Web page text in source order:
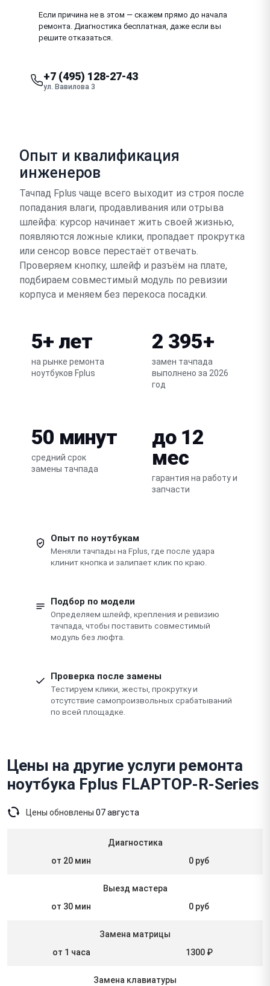
Если причина не в этом — скажем прямо до начала
ремонта. Диагностика бесплатная, даже если вы
решите отказаться.
+7 (495) 128-27-43
ул. Вавилова 3
Опыт и квалификация
инженеров
Тачпад Fplus чаще всего выходит из строя после
попадания влаги, продавливания или отрыва
шлейфа: курсор начинает жить своей жизнью,
появляются ложные клики, пропадает прокрутка
или сенсор вовсе перестаёт отвечать.
Проверяем кнопку, шлейф и разъём на плате,
подбираем совместимый модуль по ревизии
корпуса и меняем без перекоса посадки.
5+ лет
на рынке ремонта
ноутбуков Fplus
2 395+
замен тачпада
выполнено за 2026
год
50 минут
средний срок
замены тачпада
до 12
мес
гарантия на работу и
запчасти
Опыт по ноутбукам
Меняли тачпады на Fplus, где после удара
клинит кнопка и залипает клик по краю.
Подбор по модели
Определяем шлейф, крепления и ревизию
тачпада, чтобы поставить совместимый
модуль без люфта.
Проверка после замены
Тестируем клики, жесты, прокрутку и
отсутствие самопроизвольных срабатываний
по всей площадке.
Цены на другие услуги ремонта
ноутбука Fplus FLAPTOP-R-Series
Цены обновлены 07 августа
Диагностика
от 20 мин
0 руб
Выезд мастера
от 30 мин
0 руб
Замена матрицы
от 1 часа
1300 ₽
Замена клавиатуры